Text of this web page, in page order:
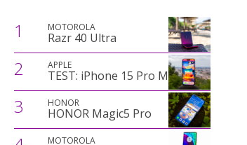
1 MOTOROLA
Razr 40 Ultra
2 APPLE
TEST: iPhone 15 Pro Max
3 HONOR
HONOR Magic5 Pro
MOTOROLA